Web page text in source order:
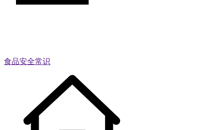
食品安全常识